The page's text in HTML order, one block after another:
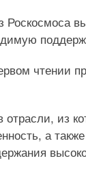
Роскосмоса
чтении
из
а